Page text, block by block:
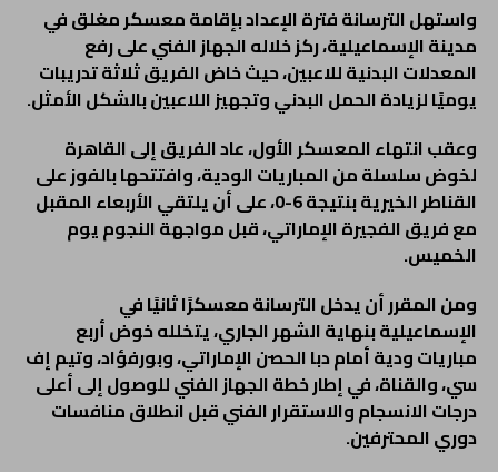
واستهل الترسانة فترة الإعداد بإقامة معسكر مغلق في
مدينة الإسماعيلية، ركز خلاله الجهاز الفني على رفع
المعدلات البدنية للاعبين، حيث خاض الفريق ثلاثة تدريبات
يوميًا لزيادة الحمل البدني وتجهيز اللاعبين بالشكل الأمثل.
وعقب انتهاء المعسكر الأول، عاد الفريق إلى القاهرة
لخوض سلسلة من المباريات الودية، وافتتحها بالفوز على
القناطر الخيرية بنتيجة 6-0، على أن يلتقي الأربعاء المقبل
مع فريق الفجيرة الإماراتي، قبل مواجهة النجوم يوم
الخميس.
ومن المقرر أن يدخل الترسانة معسكرًا ثانيًا في
الإسماعيلية بنهاية الشهر الجاري، يتخلله خوض أربع
مباريات ودية أمام دبا الحصن الإماراتي، وبورفؤاد، وتيم إف
سي، والقناة، في إطار خطة الجهاز الفني للوصول إلى أعلى
درجات الانسجام والاستقرار الفني قبل انطلاق منافسات
دوري المحترفين.